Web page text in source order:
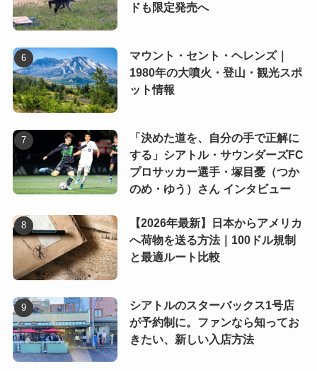
ドも限定発売へ
マウント・セント・ヘレンズ｜
1980年の大噴火・登山・観光スポ
ット情報
「決めた道を、自分の手で正解に
する」シアトル・サウンダーズFC
プロサッカー選手・塚目憂（つか
のめ・ゆう）さん インタビュー
【2026年最新】日本からアメリカ
へ荷物を送る方法｜100ドル規制
と最適ルート比較
シアトルのスターバックス1号店
が予約制に。ファンなら知ってお
きたい、新しい入店方法